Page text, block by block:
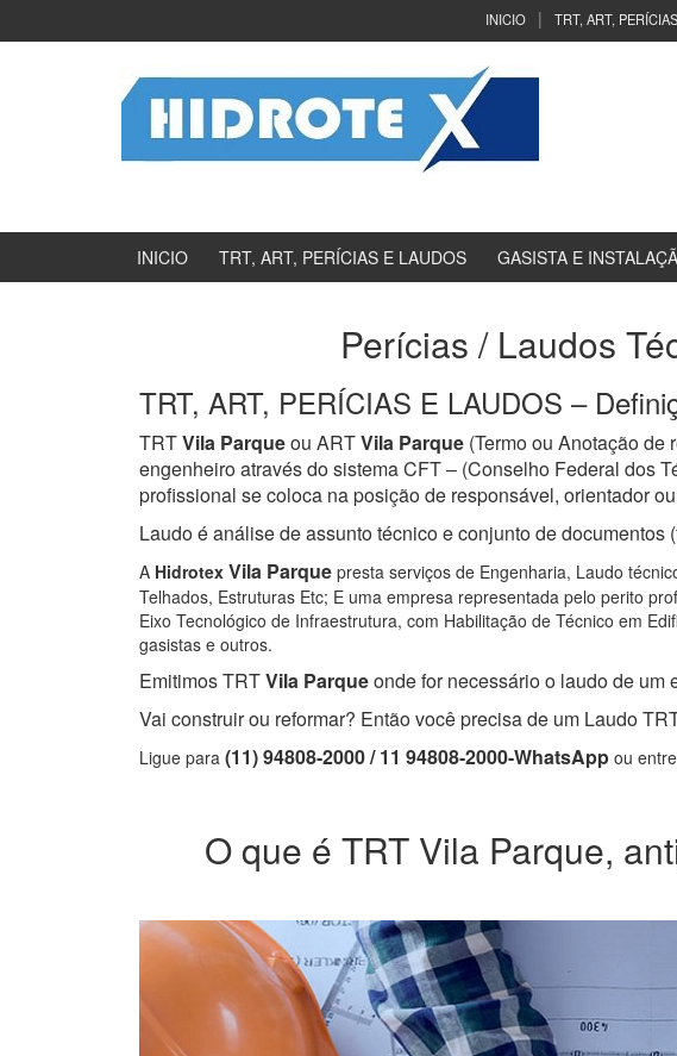
INICIO TRT, ART,
INICIO TRT, ART, PERÍCIAS E LAUDOS GASISTA E
Perícias / Laudos
TRT, ART, PERÍCIAS E LAUDOS –
TRTVila Parqueou ARTVila Parque (Termo ou Anotação
engenheiro através do sistema CFT – (Conselho Federal dos
profissional se coloca na posição de responsável, orientador
Laudo é análise de assunto técnico e conjunto de documentos
A Hidrotex Vila Parque presta serviços de Engenharia, Laudo
Telhados, Estruturas Etc; E uma empresa representada pelo perito
Eixo Tecnológico de Infraestrutura, com Habilitação de Técnico em
gasistas e outros.
Emitimos TRTVila Parqueonde for necessário o laudo de um
Vai construir ou reformar? Então você precisa de um Laudo
Ligue para (11) 94808-2000 / 11 94808-2000-WhatsApp ou
O que é TRT Vila Parque,